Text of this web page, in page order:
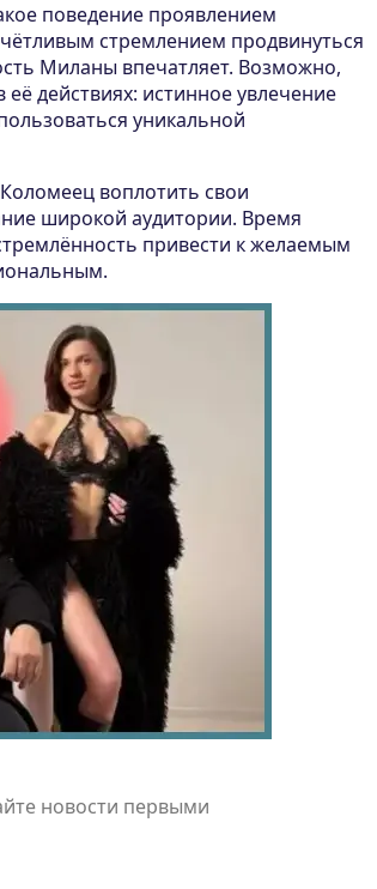
поведение проявлением
стремлением продвинуться
Миланы впечатляет. Возможно,
действиях: истинное увлечение
уникальной
воплотить свои
широкой аудитории. Время
привести к желаемым
новости первыми